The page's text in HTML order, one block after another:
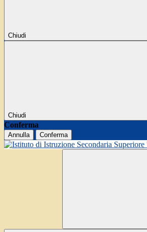
Chiudi
Chiudi
Conferma
Annulla Conferma